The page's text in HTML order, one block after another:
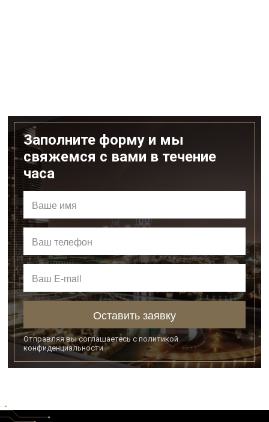
Заполните форму и мы
свяжемся с вами в течение
часа
Оставить заявку
Отправляя вы соглашаетесь сполитикой
конфиденциальности